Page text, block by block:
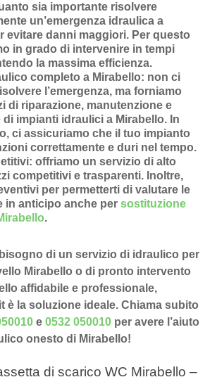
sia importante risolvere
un’emergenza idraulica a
evitare danni maggiori. Per questo
in grado di intervenire intempi
la massima efficienza.
completo a Mirabello: non ci
l’emergenza, ma forniamo
di riparazione, manutenzione e
impianti idraulici a Mirabello. In
ci assicuriamo che il tuo impianto
correttamente e duri nel tempo.
: offriamo unservizio di alto
competitivi e trasparenti. Inoltre,
per permetterti di valutare le
in anticipo anche persostituzione
.
di un servizio di idraulico per
Mirabello o di pronto intervento
affidabile e professionale,
è la soluzione ideale. Chiama subito
e0532 050010 per avere l’aiuto
onesto di Mirabello!
di scarico WC Mirabello –